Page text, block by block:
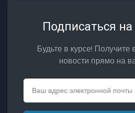
Подписаться
Будьте в курсе! Получите
новости прямо на